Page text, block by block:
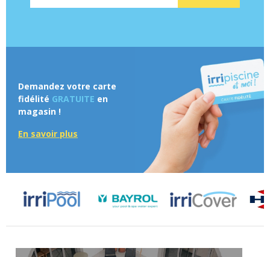
Demandez votre carte
fidélité GRATUITE en
magasin !
En savoir plus